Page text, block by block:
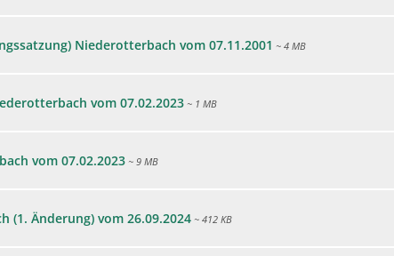
Niederotterbach vom 07.11.2001 ~ 4 MB
vom 07.02.2023 ~ 1 MB
vom 07.02.2023 ~ 9 MB
(1. Änderung) vom 26.09.2024 ~ 412 KB